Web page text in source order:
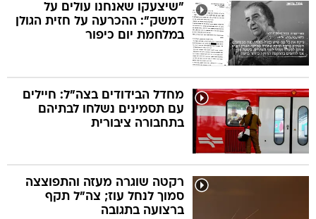
"שיצעקו שאנחנו עולים על
דמשק": ההכרעה על חזית הגולן
במלחמת יום כיפור
מחדל הבידודים בצה"ל: חיילים
עם תסמינים נשלחו לבתיהם
בתחבורה ציבורית
רקטה שוגרה מעזה והתפוצצה
סמוך לנחל עוז; צה"ל תקף
ברצועה בתגובה